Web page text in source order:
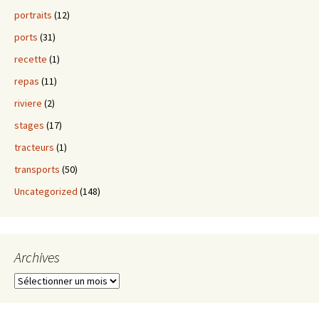
portraits (12)
ports (31)
recette (1)
repas (11)
riviere (2)
stages (17)
tracteurs (1)
transports (50)
Uncategorized (148)
Archives
Archives